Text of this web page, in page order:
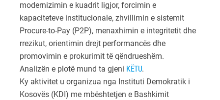
modernizimin e kuadrit ligjor, forcimin e
kapaciteteve institucionale, zhvillimin e sistemit
Procure-to-Pay (P2P), menaxhimin e integritetit dhe
rrezikut, orientimin drejt performancës dhe
promovimin e prokurimit të qëndrueshëm.
Analizën e plotë mund ta gjeni KËTU.
Ky aktivitet u organizua nga Instituti Demokratik i
Kosovës (KDI) me mbështetjen e Bashkimit